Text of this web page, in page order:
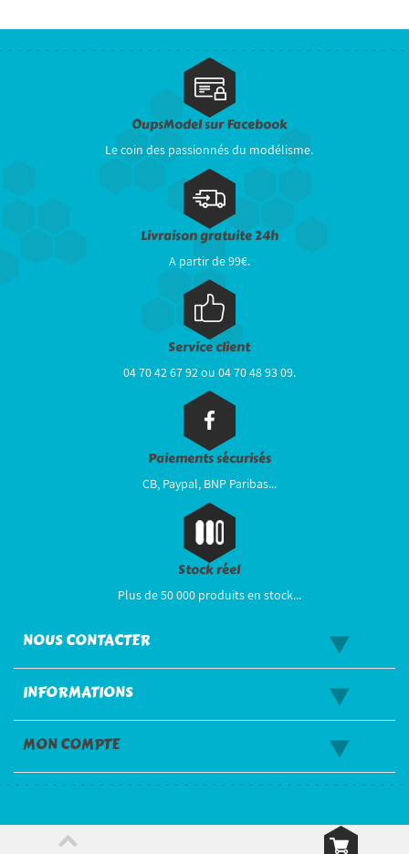
OupsModel sur Facebook
Le coin des passionnés du modélisme.
Livraison gratuite 24h
A partir de 99€.
Service client
04 70 42 67 92 ou 04 70 48 93 09.
Paiements sécurisés
CB, Paypal, BNP Paribas...
Stock réel
Plus de 50 000 produits en stock...
NOUS CONTACTER
INFORMATIONS
MON COMPTE